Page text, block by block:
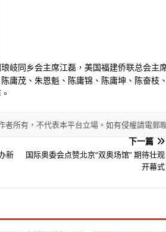
岐同乡会主席江磊，美国福建侨联总会主
庸茂、朱恩魁、陈庸锦、陈庸坤、陈奋枝
所有，不代表本平台立場。如有侵權請電郵
新
下一篇
国际奥委会点赞北京“双奥场馆” 期待壮观
开幕式